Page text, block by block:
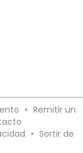
• Remitir un
• Sortir de